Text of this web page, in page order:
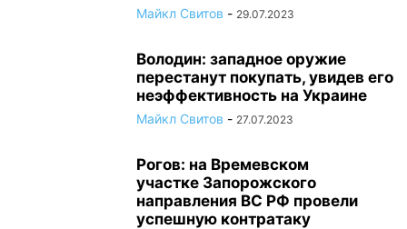
Майкл Свитов - 29.07.2023
Володин: западное оружие
перестанут покупать, увидев его
неэффективность на Украине
Майкл Свитов - 27.07.2023
Рогов: на Времевском
участке Запорожского
направления ВС РФ провели
успешную контратаку